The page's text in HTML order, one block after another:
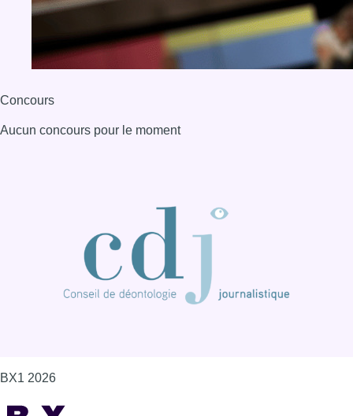
Concours
Aucun concours pour le moment
BX1 2026